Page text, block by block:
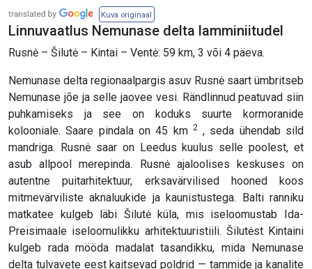
Kuva originaal
Linnuvaatlus Nemunase delta lamminiitudel
Rusnė – Šilutė – Kintai – Ventė: 59 km, 3 või 4 päeva.
Nemunase delta regionaalpargis asuv Rusnė saart ümbritseb
Nemunase jõe ja selle jaovee vesi. Rändlinnud peatuvad siin
puhkamiseks ja see on koduks suurte kormoranide
kolooniale. Saare pindala on 45 km 2, seda ühendab sild
mandriga. Rusnė saar on Leedus kuulus selle poolest, et
asub allpool merepinda. Rusnė ajaloolises keskuses on
autentne puitarhitektuur, erksavärvilised hooned koos
mitmevärviliste aknaluukide ja kaunistustega. Balti ranniku
matkatee kulgeb läbi Šilutė küla, mis iseloomustab Ida-
Preisimaale iseloomulikku arhitektuuristiili. Šilutėst Kintaini
kulgeb rada mööda madalat tasandikku, mida Nemunase
delta tulvavete eest kaitsevad poldrid — tammide ja kanalite